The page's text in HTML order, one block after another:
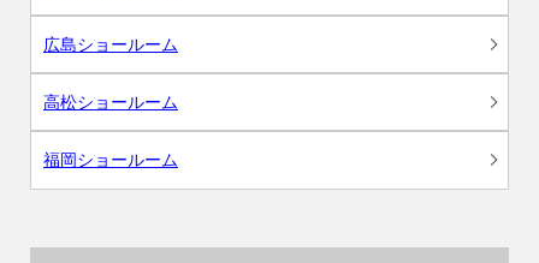
広島ショールーム
高松ショールーム
福岡ショールーム